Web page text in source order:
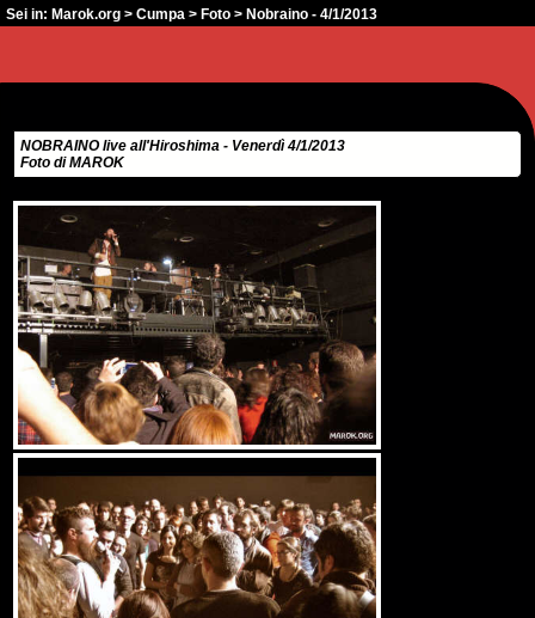
Sei in: Marok.org > Cumpa > Foto > Nobraino - 4/1/2013
NOBRAINO live all'Hiroshima - Venerdì 4/1/2013
Foto di MAROK